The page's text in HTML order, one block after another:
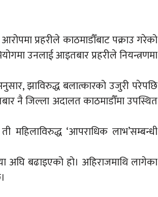
प्रहरीले काठमाडौँबाट पक्राउ गरेको
उनलाई आइतबार प्रहरीले नियन्त्रणमा
झाविरुद्ध बलात्कारको उजुरी परेपछि
नै जिल्ला अदालत काठमाडौँमा उपस्थित
‘आपराधिक लाभ’सम्बन्धी
अघि बढाइएको हो। अहिराजमाथि लागेका